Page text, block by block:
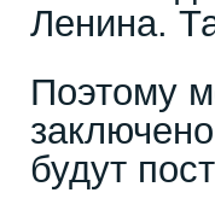
Ленина.
Поэтому
будут